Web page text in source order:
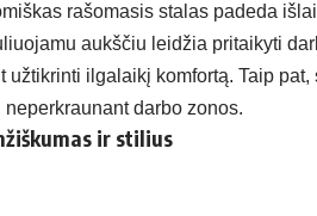
rašomasis stalas padeda
aukščiu leidžia pritaikyti
užtikrinti ilgalaikį komfortą. Taip
neperkraunant darbo zonos.
ir stilius